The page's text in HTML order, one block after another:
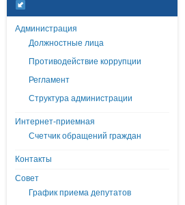
Администрация
Должностные лица
Противодействие коррупции
Регламент
Структура администрации
Интернет-приемная
Счетчик обращений граждан
Контакты
Совет
График приема депутатов